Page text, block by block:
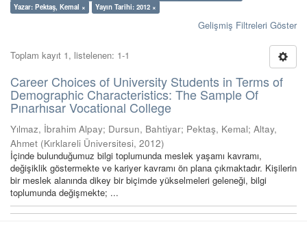
Yazar: Pektaş, Kemal ×
Yayın Tarihi: 2012 ×
Gelişmiş Filtreleri Göster
Toplam kayıt 1, listelenen: 1-1
Career Choices of University Students in Terms of
Demographic Characteristics: The Sample Of
Pınarhısar Vocational College
Yılmaz, İbrahim Alpay; Dursun, Bahtiyar; Pektaş, Kemal; Altay,
Ahmet (Kırklareli Üniversitesi, 2012)
İçinde bulunduğumuz bilgi toplumunda meslek yaşamı kavramı,
değişiklik göstermekte ve kariyer kavramı ön plana çıkmaktadır. Kişilerin
bir meslek alanında dikey bir biçimde yükselmeleri geleneği, bilgi
toplumunda değişmekte; ...